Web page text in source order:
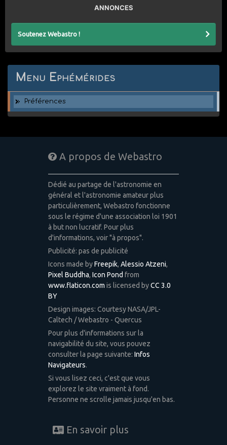
ANNONCES
Soutenez Webastro !
Menu Ephémérides
Préférences
A propos de Webastro
Dédié au partage de l'astronomie en
général et l'astronomie amateur plus
particulièrement, Webastro fonctionne
sous le régime d'une association loi 1901
à but non lucratif. Pour plus
d'informations, voir "à propos".
Publicité: pas de publicité
Icons made byFreepik, Alessio Atzeni,
Pixel Buddha, Icon Pond from
www.flaticon.com is licensed byCC 3.0
BY
Design images: Courtesy NASA/JPL-
Caltech / Webastro - Quercus
Pour plus d'informations sur la
navigabilité du site, vous pouvez
consulter la page suivante: Infos
Navigateurs.
Si vous lisez ceci, c'est que vous
explorez le site vraiment à fond.
Personne ne scrolle jamais jusqu'en bas.
En savoir plus